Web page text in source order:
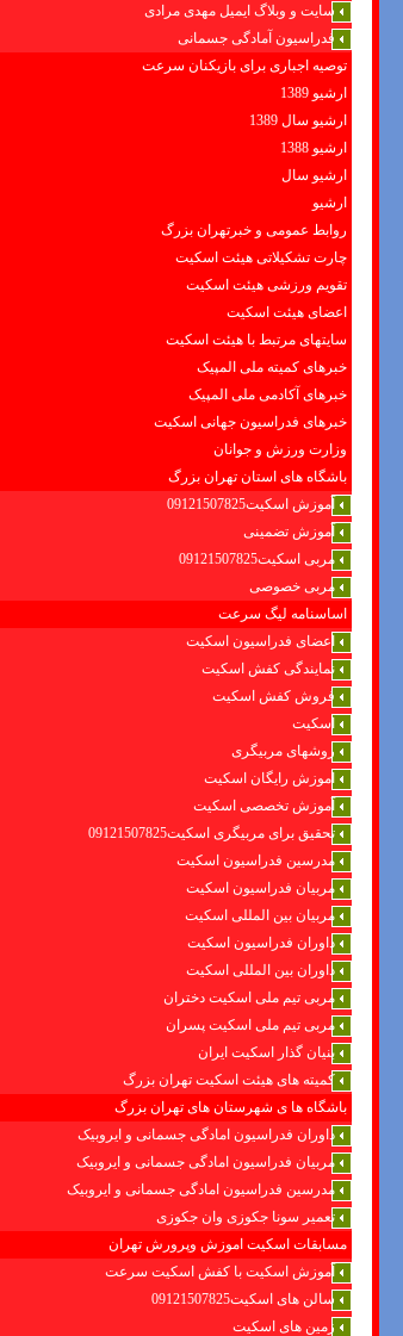
سایت و وبلاگ ایمیل مهدی مرادی
فدراسیون آمادگی جسمانی
توصیه اجباری برای بازیکنان سرعت
ارشیو 1389
ارشیو سال 1389
ارشیو 1388
ارشیو سال
ارشیو
روابط عمومی و خبرتهران بزرگ
چارت تشکیلاتی هیئت اسکیت
تقویم ورزشی هیئت اسکیت
اعضای هیئت اسکیت
سایتهای مرتبط با هیئت اسکیت
خبرهای کمیته ملی المپیک
خبرهای آکادمی ملی المپیک
خبرهای فدراسیون جهانی اسکیت
وزارت ورزش و جوانان
باشگاه های استان تهران بزرگ
آموزش اسکیت09121507825
آموزش تضمینی
مربی اسکیت09121507825
مربی خصوصی
اساسنامه لیگ سرعت
اعضای فدراسیون اسکیت
نمایندگی کفش اسکیت
فروش کفش اسکیت
اسکیت
روشهای مربیگری
اموزش رایگان اسکیت
آموزش تخصصی اسکیت
تحقیق برای مربیگری اسکیت09121507825
مدرسین فدراسیون اسکیت
مربیان فدراسیون اسکیت
مربیان بین المللی اسکیت
داوران فدراسیون اسکیت
داوران بین المللی اسکیت
مربی تیم ملی اسکیت دختران
مربی تیم ملی اسکیت پسران
بنیان گذار اسکیت ایران
کمیته های هیئت اسکیت تهران بزرگ
باشگاه ها ی شهرستان های تهران بزرگ
داوران فدراسیون امادگی جسمانی و ایروبیک
مربیان فدراسیون امادگی جسمانی و ایروبیک
مدرسین فدراسیون امادگی جسمانی و ایروبیک
تعمیر سونا جکوزی وان جکوزی
مسابقات اسکیت اموزش وپرورش تهران
آموزش اسکیت با کفش اسکیت سرعت
سالن های اسکیت09121507825
زمین های اسکیت